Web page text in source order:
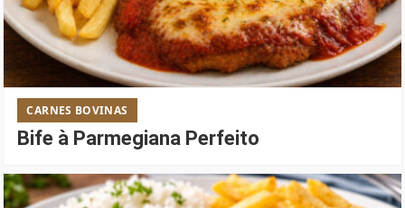
CARNES BOVINAS
Bife à Parmegiana Perfeito